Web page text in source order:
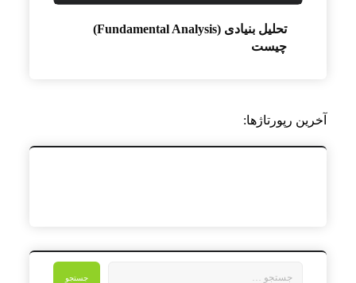
تحلیل بنیادی (Fundamental Analysis)
چیست
آخرین رپورتاژها:
جستجو